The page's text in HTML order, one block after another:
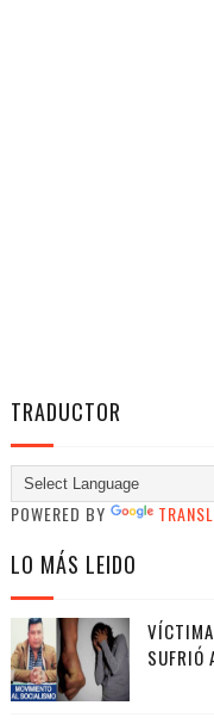
TRADUCTOR
POWERED BY
LO MÁS LEIDO
SUFRIÓ